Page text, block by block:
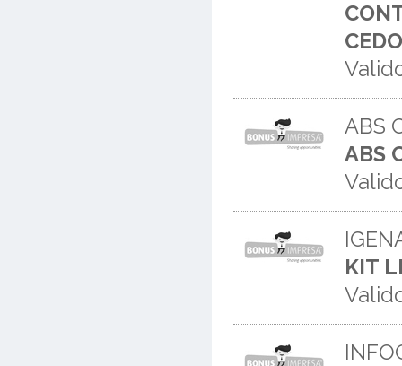
ABS
ABS
KIT